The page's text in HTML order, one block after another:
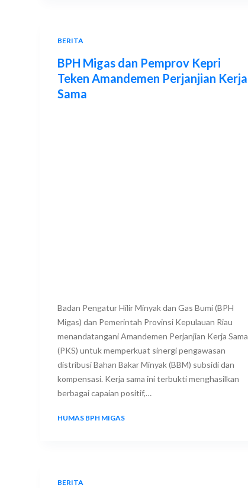
BERITA
BPH Migas dan Pemprov Kepri
Teken Amandemen Perjanjian Kerja
Sama
Badan Pengatur Hilir Minyak dan Gas Bumi (BPH
Migas) dan Pemerintah Provinsi Kepulauan Riau
menandatangani Amandemen Perjanjian Kerja Sama
(PKS) untuk memperkuat sinergi pengawasan
distribusi Bahan Bakar Minyak (BBM) subsidi dan
kompensasi. Kerja sama ini terbukti menghasilkan
berbagai capaian positif,…
HUMAS BPH MIGAS
BERITA